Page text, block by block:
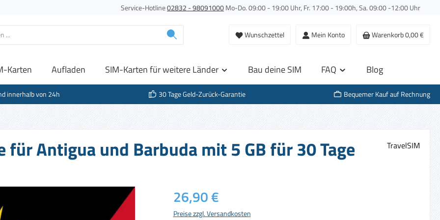
Service-Hotline02832 - 98091000Mo-Do. 09:00 - 19:00 Uhr, Fr. 17:00 - 19:00h, Sa. 09:00 -12:00 Uhr
Wunschzettel Mein Konto Warenkorb0,00 €
Karten Aufladen SIM-Karten für weitere Länder Bau deine SIM FAQ Blog
innerhalb von 24h 30 Tage Geld-Zurück-Garantie
Bequemer Kauf auf Rechnung
Antigua und Barbuda mit 5 GB für 30 Tage TravelSIM
Regulärer Preis:
26,90 €
Preise zzgl. Versandkosten